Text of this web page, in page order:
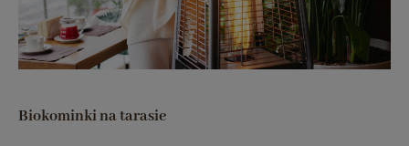
Biokominki na tarasie